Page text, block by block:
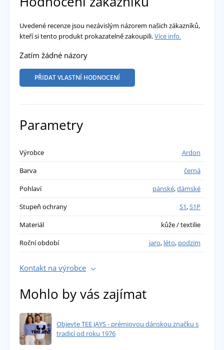
Uvedené recenze jsou nezávislým názorem našich zákazníků,
kteří si tento produkt prokazatelně zakoupili.Více info.
Zatím žádné názory
PŘIDAT VLASTNÍ HODNOCENÍ
Parametry
Výrobce
Ardon
Barva
černá
Pohlaví
pánské,dámské
Stupeň ochrany
S1,S1P
Materiál
kůže / textilie
Roční období
jaro, léto, podzim
Kontakt na výrobce
Mohlo by vás zajímat
Objevte TEE JAYS - prémiovou dánskou značku s
tradicí od roku 1976